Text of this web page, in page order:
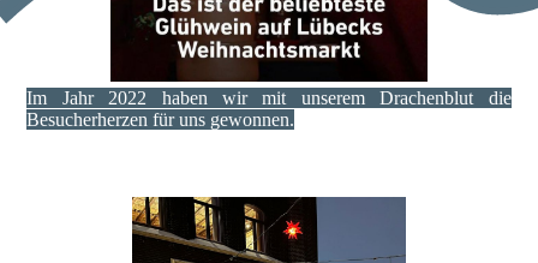
Im Jahr 2022 haben wir mit unserem Drachenblut die
Besucherherzen für uns gewonnen.